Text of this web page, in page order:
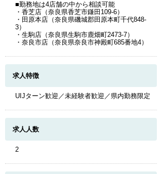
■勤務地は4店舗の中から相談可能
・香芝店（奈良県香芝市鎌田109-6）
・田原本店（奈良県磯城郡田原本町千代848-
3）
・生駒店（奈良県生駒市鹿畑町2473-7）
・奈良市店（奈良県奈良市神殿町685番地4）
求人特徴
UIJターン歓迎／未経験者歓迎／県内勤務限定
求人人数
2